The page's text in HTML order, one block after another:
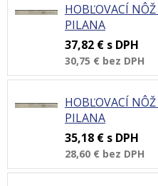
HOBĽOVACÍ
PILANA
37,82 € s DPH
30,75 € bez DPH
HOBĽOVACÍ
PILANA
35,18 € s DPH
28,60 € bez DPH